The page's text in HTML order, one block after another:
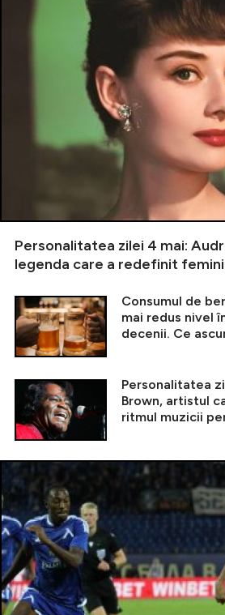
Personalitatea zilei 4 mai:
legenda care a redefinit
Consumul de
mai redus nivel
decenii. Ce
Personalitatea
Brown, artistul
ritmul muzicii